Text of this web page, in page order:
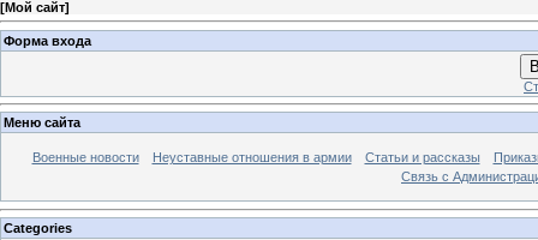
[Мой сайт]
Форма входа
Меню сайта
Военные новости Неуставные отношения в армии Статьи и рассказы
Связь с
Categories